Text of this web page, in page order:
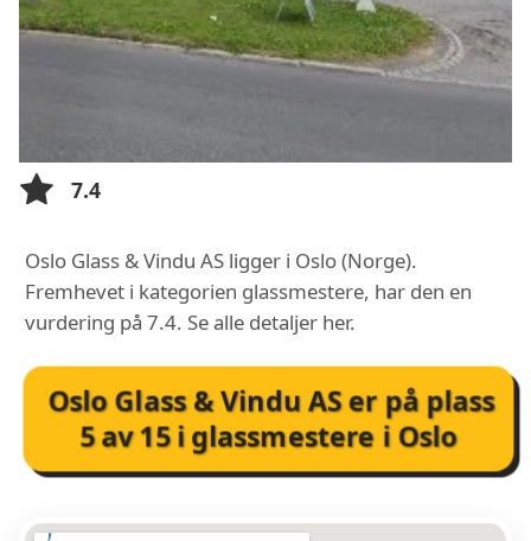
7.4
Oslo Glass & Vindu AS ligger i Oslo (Norge).
Fremhevet i kategorien glassmestere, har den en
vurdering på 7.4. Se alle detaljer her.
Oslo Glass & Vindu ASer på plass
5av15iglassmestere i Oslo